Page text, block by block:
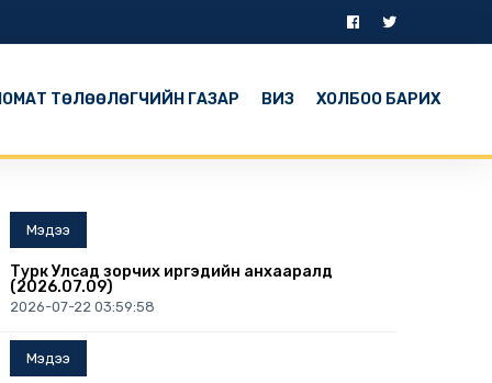
ТӨЛӨӨЛӨГЧИЙН ГАЗАР ВИЗ ХОЛБОО БАРИХ
Мэдээ
Турк Улсад зорчих иргэдийн анхааралд
(2026.07.09)
2026-07-22 03:59:58
Мэдээ